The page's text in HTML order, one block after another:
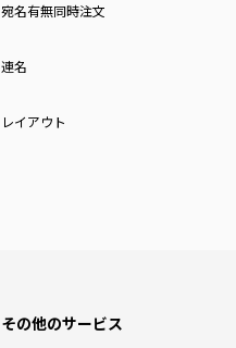
宛名有無同時注文
連名
レイアウト
その他のサービス